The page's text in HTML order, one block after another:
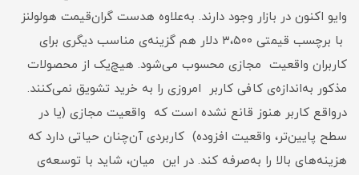
وایو اکنون در بازار وجود دارند. به‌علاوه هدست گران‌قیمت هولولنز
با برچسب قیمتی ۳،۵۰۰ دلار هم گزینه‌ی مناسب دیگری برای
کاربران واقعیت مجازی محسوب می‌شود. هیچ‌یک از محصولات
مذکور به‌اندازه‌ی کافی کاربر امروزی را به خرید تشویق نمی‌کنند.
درواقع کاربر هنوز قانع نشده است که واقعیت مجازی (یا در
سطح پایین‌تر، واقعیت افزوده) کاربردی آن‌چنان حیاتی دارد که
هزینه‌های بالا را به‌صرفه کند. در این‌ میان، شاید با توسعه‌ی